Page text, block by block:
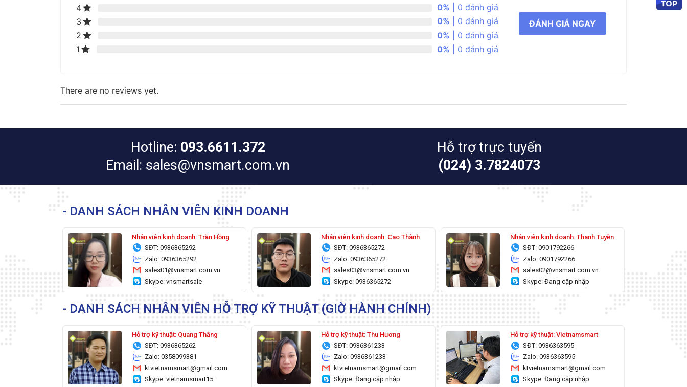
4
0% | 0 đánh giá
3
0% | 0 đánh giá
2
0% | 0 đánh giá
1
0% | 0 đánh giá
ĐÁNH GIÁ NGAY
There are no reviews yet.
Hotline: 093.6611.372
Email: sales@vnsmart.com.vn
Hỗ trợ trực tuyến
(024) 3.7824073
- DANH SÁCH NHÂN VIÊN KINH DOANH
Nhân viên kinh doanh: Trần Hồng
SĐT: 0936365292
Zalo: 0936365292
sales01@vnsmart.com.vn
Skype: vnsmartsale
Nhân viên kinh doanh: Cao Thành
SĐT: 0936365272
Zalo: 0936365272
sales03@vnsmart.com.vn
Skype: 0936365272
Nhân viên kinh doanh: Thanh Tuyền
SĐT: 0901792266
Zalo: 0901792266
sales02@vnsmart.com.vn
Skype: Đang cập nhập
- DANH SÁCH NHÂN VIÊN HỖ TRỢ KỸ THUẬT (GIỜ HÀNH CHÍNH)
Hỗ trợ kỹ thuật: Quang Thắng
SĐT: 0936365262
Zalo: 0358099381
ktvietnamsmart@gmail.com
Skype: vietnamsmart15
Hỗ trợ kỹ thuật: Thu Hương
SĐT: 0936361233
Zalo: 0936361233
ktvietnamsmart@gmail.com
Skype: Đang cập nhập
Hỗ trợ kỹ thuật: Vietnamsmart
SĐT: 0936363595
Zalo: 0936363595
ktvietnamsmart@gmail.com
Skype: Đang cập nhập